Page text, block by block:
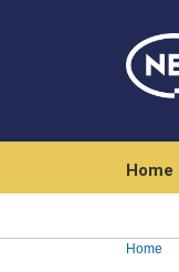
Home
Home